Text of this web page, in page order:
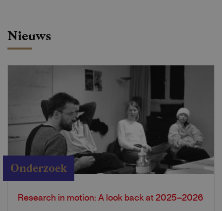
Nieuws
Onderzoek
Research in motion: A look back at 2025–2026